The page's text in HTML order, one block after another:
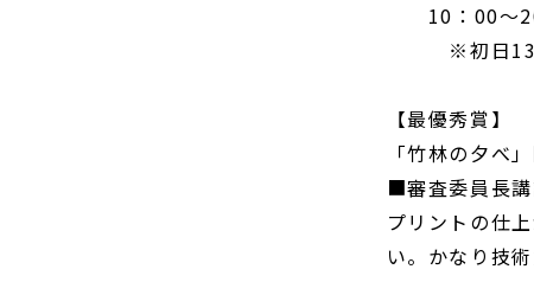
10：00～20
※初日
【最優秀賞】
「竹林の夕べ
■審査委員長講
プリントの仕
い。かなり技